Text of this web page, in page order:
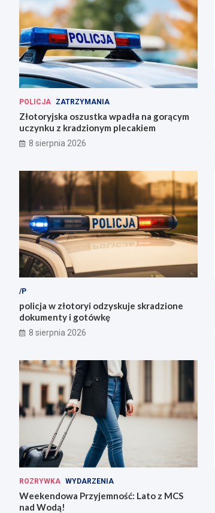
POLICJA ZATRZYMANIA
Złotoryjska oszustka wpadła na gorącym
uczynku z kradzionym plecakiem
8 sierpnia 2026
/P
policja w złotoryi odzyskuje skradzione
dokumenty i gotówkę
8 sierpnia 2026
ROZRYWKA WYDARZENIA
Weekendowa Przyjemność: Lato z MCS
nad Wodą!